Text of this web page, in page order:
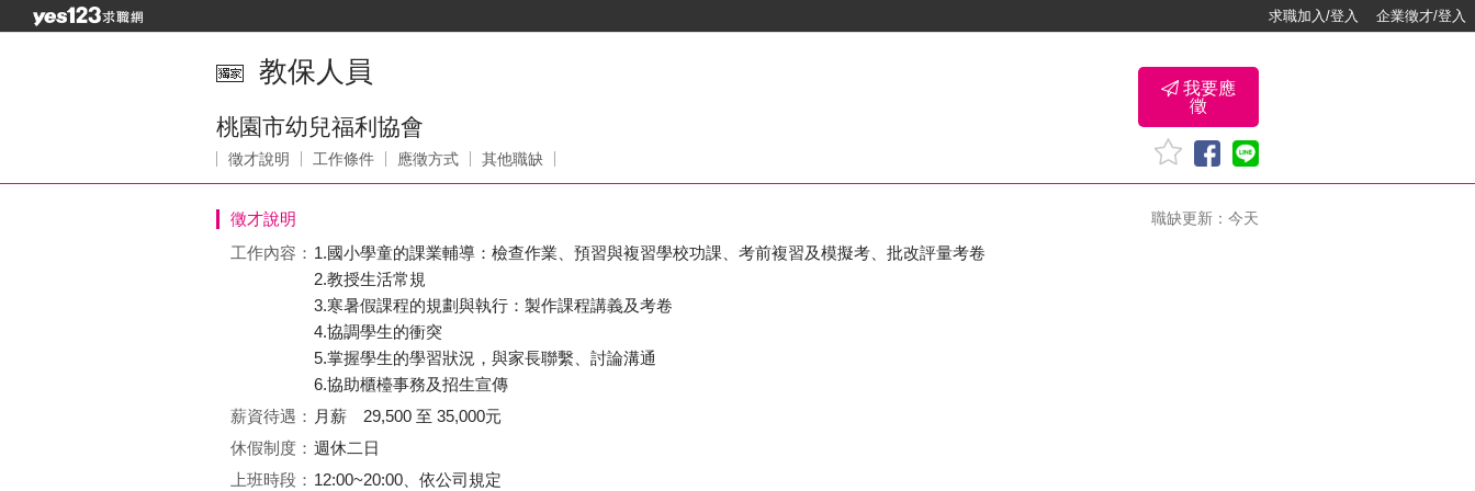
求職加入/登入 企業徵才/登入
教保人員
桃園市幼兒福利協會
徵才說明 工作條件 應徵方式 其他職缺
我要應
徵
徵才說明 職缺更新：今天
工作內容： 1.國小學童的課業輔導：檢查作業、預習與複習學校功課、考前複習及模擬考、批改評量考卷
2.教授生活常規
3.寒暑假課程的規劃與執行：製作課程講義及考卷
4.協調學生的衝突
5.掌握學生的學習狀況，與家長聯繫、討論溝通
6.協助櫃檯事務及招生宣傳
薪資待遇： 月薪 29,500 至 35,000元
休假制度： 週休二日
上班時段： 12:00~20:00、依公司規定